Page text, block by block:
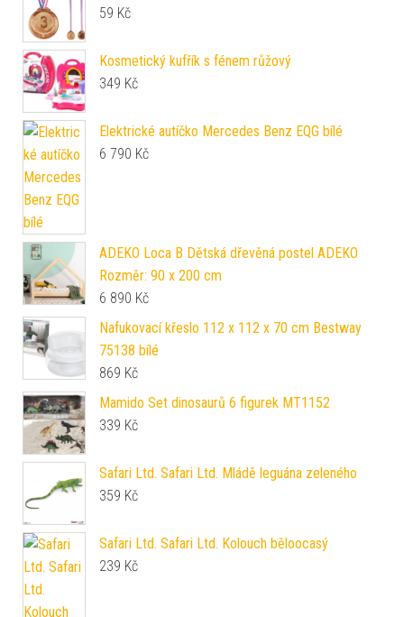
59 Kč
Kosmetický kufřík s fénem růžový
349 Kč
Elektrické autíčko Mercedes Benz EQG bílé
6 790 Kč
ADEKO Loca B Dětská dřevěná postel ADEKO
Rozměr: 90 x 200 cm
6 890 Kč
Nafukovací křeslo 112 x 112 x 70 cm Bestway
75138 bílé
869 Kč
Mamido Set dinosaurů 6 figurek MT1152
339 Kč
Safari Ltd. Safari Ltd. Mládě leguána zeleného
359 Kč
Safari Ltd. Safari Ltd. Kolouch běloocasý
239 Kč